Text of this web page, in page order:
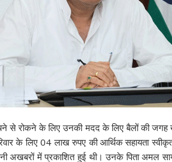
से रोकने के लिए उनकी मदद के लिए बैलों की जगह
के लिए 04 लाख रुपए की आर्थिक सहायता
में प्रकाशित हुई थी। उनके पिता अमल साय